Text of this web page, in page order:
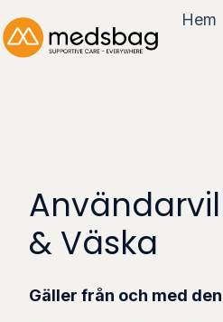
Hem
& Väska
Gäller från och med